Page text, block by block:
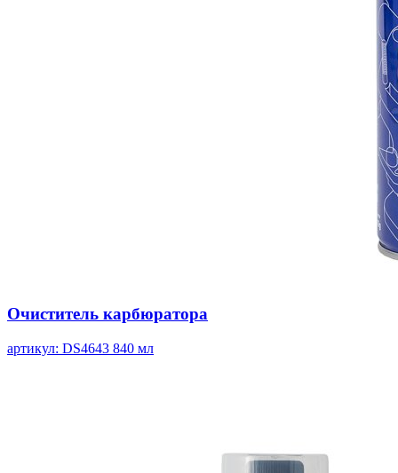
Очиститель карбюратора
артикул: DS4643 840 мл